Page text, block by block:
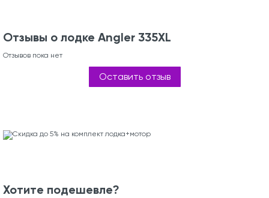
Отзывы о лодке Angler 335XL
Отзывов пока нет
Оставить отзыв
Хотите подешевле?